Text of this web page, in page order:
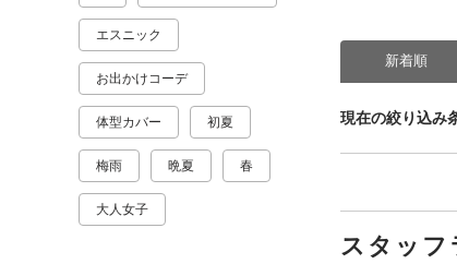
エスニック
お出かけコーデ
体型カバー 初夏
梅雨 晩夏 春
大人女子
新着順
現在の絞り込み
スタッ